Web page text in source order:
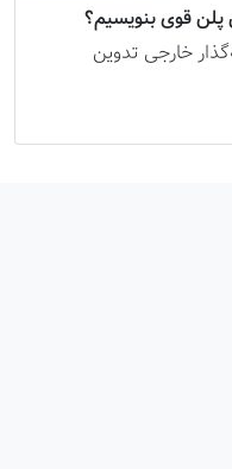
قوی بنویسیم؟
خارجی تدوین